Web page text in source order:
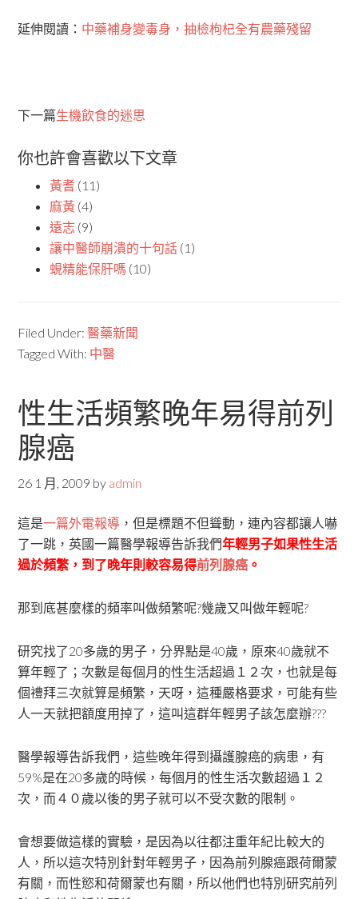
延伸閱讀： 中藥補身變毒身，抽檢枸杞全有農藥殘留
下一篇生機飲食的迷思
你也許會喜歡以下文章
黃耆 (11)
麻黃 (4)
遠志 (9)
讓中醫師崩潰的十句話 (1)
蜆精能保肝嗎 (10)
Filed Under:醫藥新聞
Tagged With: 中醫
性生活頻繁晚年易得前列
腺癌
26 1 月, 2009 by admin
這是一篇外電報導 ，但是標題不但聳動，連內容都讓人嚇
了一跳，英國一篇醫學報導告訴我們年輕男子如果性生活
過於頻繁，到了晚年則較容易得前列腺癌 。
那到底甚麼樣的頻率叫做頻繁呢?幾歲又叫做年輕呢?
研究找了20多歲的男子，分界點是40歲，原來40歲就不
算年輕了；次數是每個月的性生活超過１２次，也就是每
個禮拜三次就算是頻繁，天呀，這種嚴格要求，可能有些
人一天就把額度用掉了，這叫這群年輕男子該怎麼辦???
醫學報導告訴我們，這些晚年得到攝護腺癌的病患，有
59%是在20多歲的時候，每個月的性生活次數超過１２
次，而４０歲以後的男子就可以不受次數的限制。
會想要做這樣的實驗，是因為以往都注重年紀比較大的
人，所以這次特別針對年輕男子，因為前列腺癌跟荷爾蒙
有關，而性慾和荷爾蒙也有關，所以他們也特別研究前列